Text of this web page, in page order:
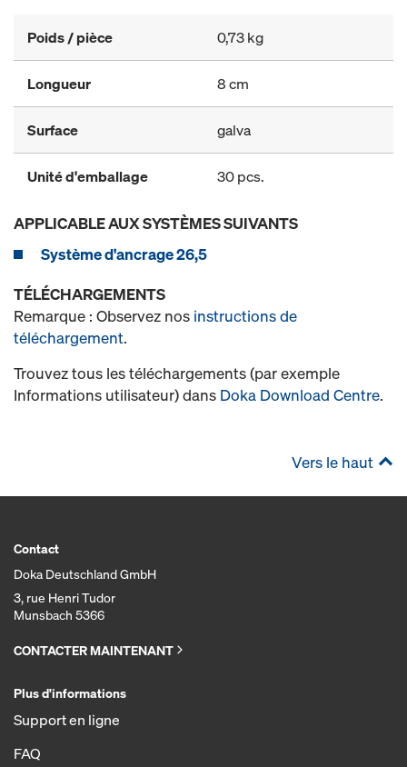
Poids / pièce 0,73 kg
Longueur 8 cm
Surface galva
Unité d'emballage 30 pcs.
APPLICABLE AUX SYSTÈMES SUIVANTS
Système d'ancrage 26,5
TÉLÉCHARGEMENTS
Remarque : Observez nos instructions de
téléchargement.
Trouvez tous les téléchargements (par exemple
Informations utilisateur) dans Doka Download Centre.
Vers le haut
Contact
Doka Deutschland GmbH
3, rue Henri Tudor
Munsbach 5366
CONTACTER MAINTENANT
Plus d'informations
Support en ligne
FAQ